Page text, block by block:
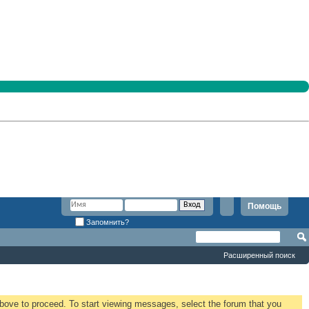
Помощь
Запомнить?
Расширенный поиск
to proceed. To start viewing messages, select the forum that you